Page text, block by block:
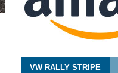
VW RALLY STRIPE